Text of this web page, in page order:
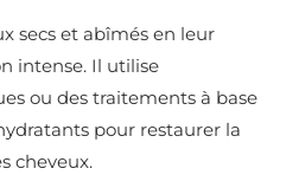
secs et abîmés en leur
intense. Il utilise
ou des traitements à base
pour restaurer la
cheveux.